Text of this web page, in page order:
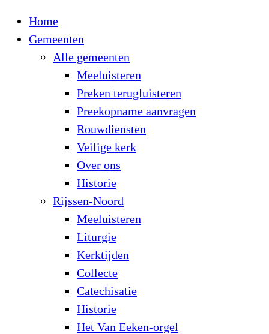
Home
Gemeenten
Alle gemeenten
Meeluisteren
Preken terugluisteren
Preekopname aanvragen
Rouwdiensten
Veilige kerk
Over ons
Historie
Rijssen-Noord
Meeluisteren
Liturgie
Kerktijden
Collecte
Catechisatie
Historie
Het Van Eeken-orgel